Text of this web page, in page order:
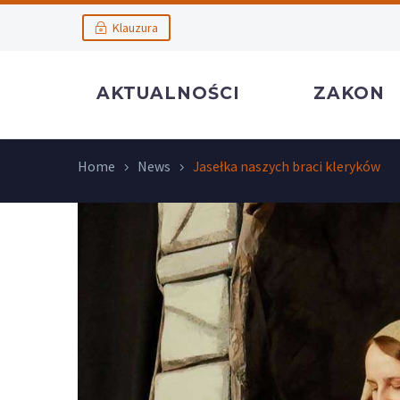
Klauzura
AKTUALNOŚCI ZAKON
Home News Jasełka naszych braci kleryków